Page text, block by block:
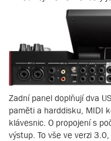
Zadní panel doplňují dva
paměti a harddisku, MIDI
klávesnic. O propojení s
výstup. To vše ve verzi